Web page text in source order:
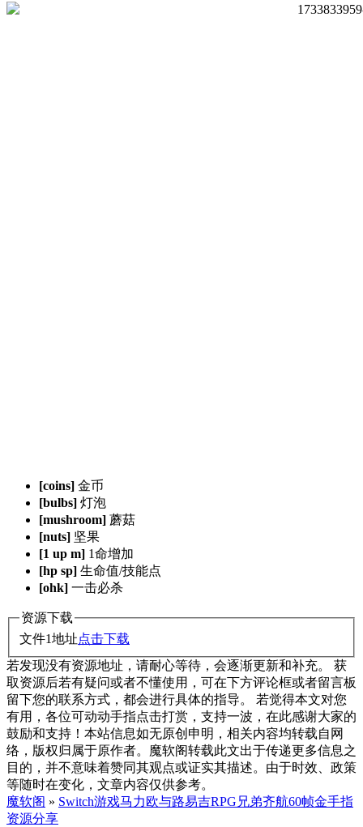
[coins] 金币
[bulbs] 灯泡
[mushroom] 蘑菇
[nuts] 坚果
[1 up m] 1命增加
[hp sp] 生命值/技能点
[ohk] 一击必杀
资源下载
文件1地址点击下载
若发现没有资源地址，请耐心等待，会逐渐更新和补充。 获
取资源后若有疑问或者不懂使用，可在下方评论框或者留言板
留下您的联系方式，都会进行具体的指导。 若觉得本文对您
有用，各位可动动手指点击打赏，支持一波，在此感谢大家的
鼓励和支持！本站信息如无原创申明，相关内容均转载自网
络，版权归属于原作者。魔软阁转载此文出于传递更多信息之
目的，并不意味着赞同其观点或证实其描述。由于时效、政策
等随时在变化，文章内容仅供参考。
魔软阁 » Switch游戏马力欧与路易吉RPG兄弟齐航60帧金手指
资源分享